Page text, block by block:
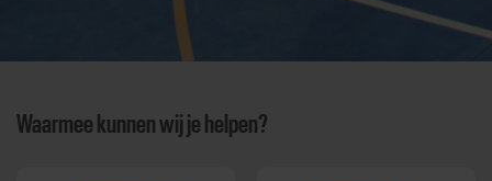
Waarmee kunnen wij je helpen?